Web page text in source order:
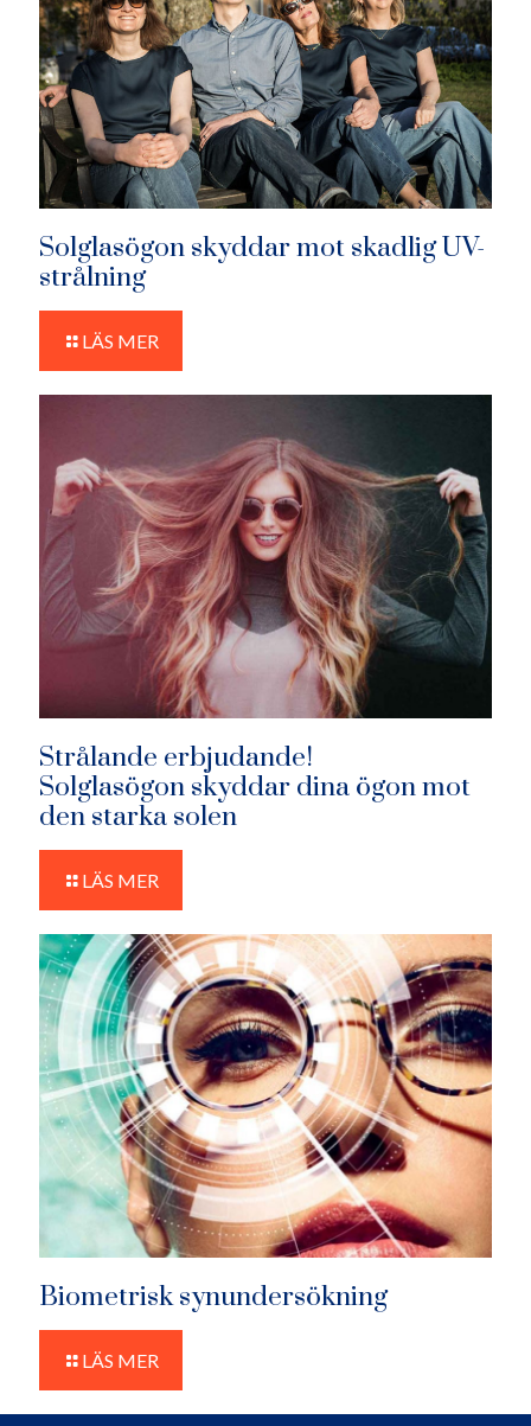
Solglasögon skyddar mot skadlig UV-
strålning
LÄS MER
Strålande erbjudande!
Solglasögon skyddar dina ögon mot
den starka solen
LÄS MER
Biometrisk synundersökning
LÄS MER